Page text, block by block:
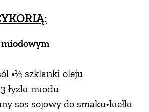
•½ szklanki oleju
łyżki miodu
sos sojowy do smaku•kiełki